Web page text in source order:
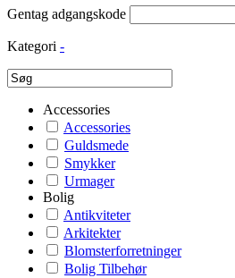
Gentag adgangskode
Kategori -
Accessories
Accessories
Guldsmede
Smykker
Urmager
Bolig
Antikviteter
Arkitekter
Blomsterforretninger
Bolig Tilbehør